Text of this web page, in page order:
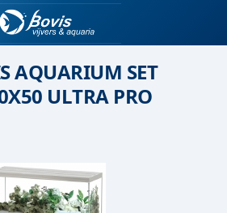
AQUARIUM SET
ULTRA PRO